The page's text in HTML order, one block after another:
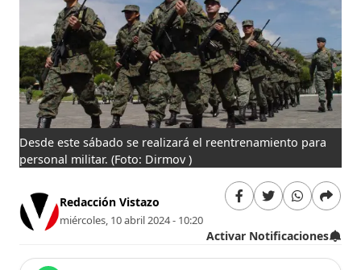
Desde este sábado se realizará el reentrenamiento para
personal militar.(Foto: Dirmov )
Redacción Vistazo
miércoles, 10 abril 2024 - 10:20
Activar Notificaciones